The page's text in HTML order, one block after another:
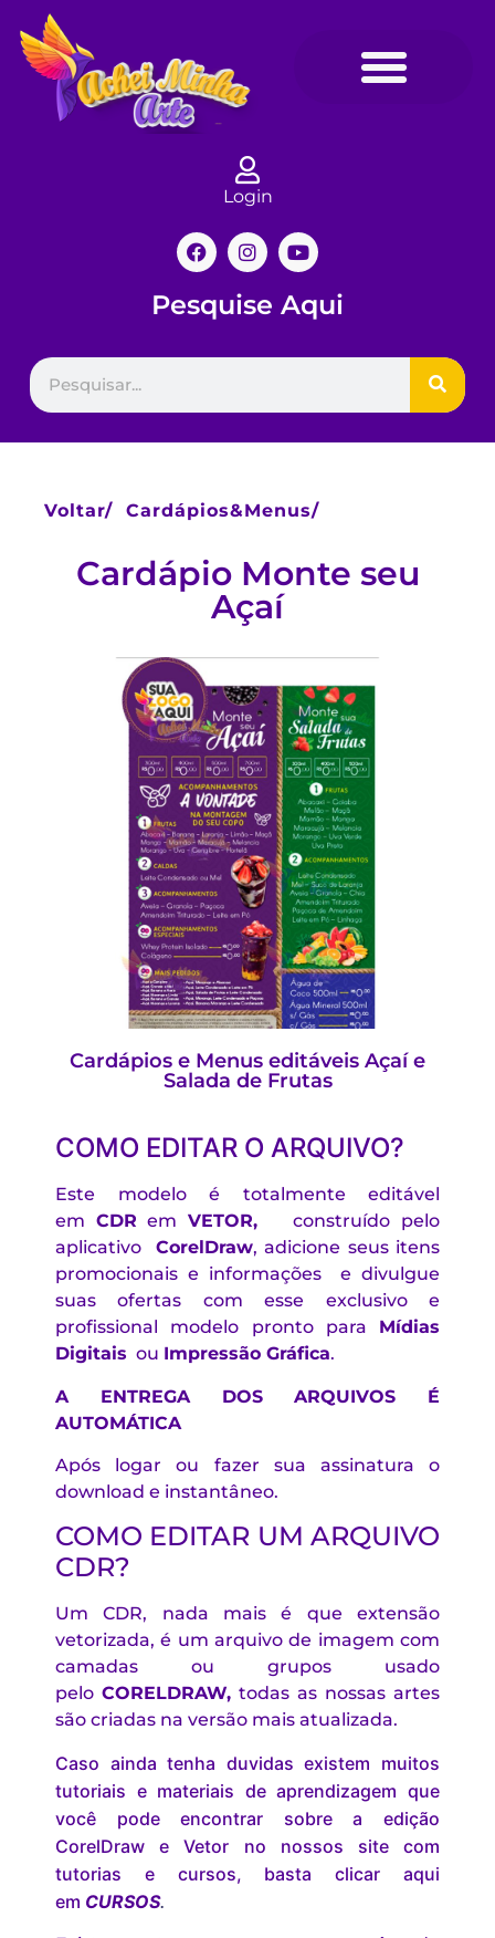
Login
Pesquise Aqui
Voltar/ Cardápios&Menus/
Cardápio Monte seu
Açaí
Cardápios e Menus editáveis Açaí e
Salada de Frutas
COMO EDITAR O ARQUIVO?
Este modelo é totalmente editável
em CDR emVETOR,construído pelo
aplicativo CorelDraw, adicione seus itens
promocionais e informações e divulgue
suas ofertas com esse exclusivo e
profissional modelo pronto para Mídias
Digitais ou Impressão Gráfica.
A ENTREGA DOS ARQUIVOS É
AUTOMÁTICA
Após logar ou fazer sua assinatura o
download e instantâneo.
COMO EDITAR UM ARQUIVO
CDR?
Um CDR, nada mais é que extensão
vetorizada, é um arquivo de imagem com
camadas ou grupos usado
pelo CORELDRAW, todas as nossas artes
são criadas na versão mais atualizada.
Caso ainda tenha duvidas existem muitos
tutoriais e materiais de aprendizagem que
você pode encontrar sobre a edição
CorelDraw e Vetor no nossos site com
tutorias e cursos, basta clicar aqui
em CURSOS.